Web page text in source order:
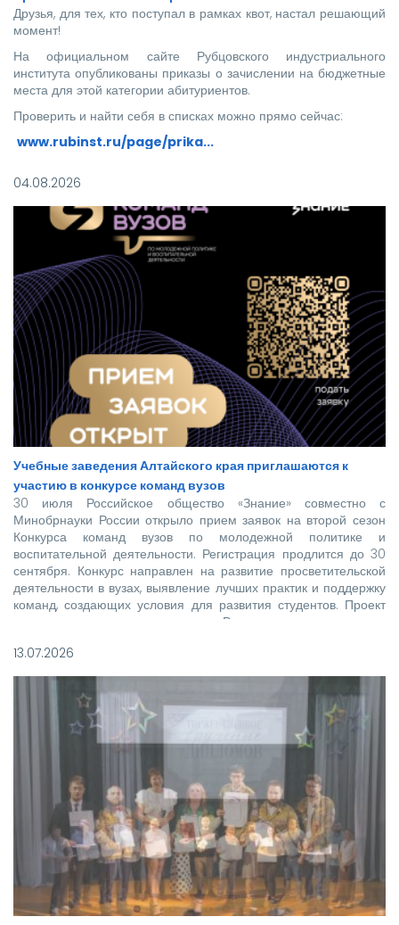
Друзья, для тех, кто поступал в рамках квот, настал решающий
момент!
На официальном сайте Рубцовского индустриального
института опубликованы приказы о зачислении на бюджетные
места для этой категории абитуриентов.
Проверить и найти себя в списках можно прямо сейчас:
www.rubinst.ru/page/prika...
непростой путь! Ваше место в нашей дружной семье уже
забронировано.
04.08.2026
Учебные заведения Алтайского края приглашаются к
участию в конкурсе команд вузов
30 июля Российское общество «Знание» совместно с
Минобрнауки России открыло прием заявок на второй сезон
Конкурса команд вузов по молодежной политике и
воспитательной деятельности. Регистрация продлится до 30
сентября. Конкурс направлен на развитие просветительской
деятельности в вузах, выявление лучших практик и поддержку
команд, создающих условия для развития студентов. Проект
реализуется при поддержке Росмолодежи в рамках
13.07.2026